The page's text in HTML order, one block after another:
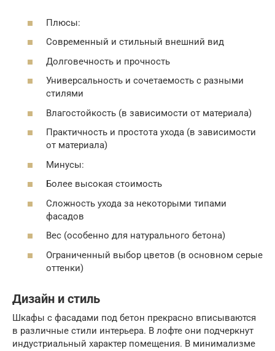
Плюсы:
Современный и стильный внешний вид
Долговечность и прочность
Универсальность и сочетаемость с разными
стилями
Влагостойкость (в зависимости от материала)
Практичность и простота ухода (в зависимости
от материала)
Минусы:
Более высокая стоимость
Сложность ухода за некоторыми типами
фасадов
Вес (особенно для натурального бетона)
Ограниченный выбор цветов (в основном серые
оттенки)
Дизайн и стиль
Шкафы с фасадами под бетон прекрасно вписываются
в различные стили интерьера. В лофте они подчеркнут
индустриальный характер помещения. В минимализме